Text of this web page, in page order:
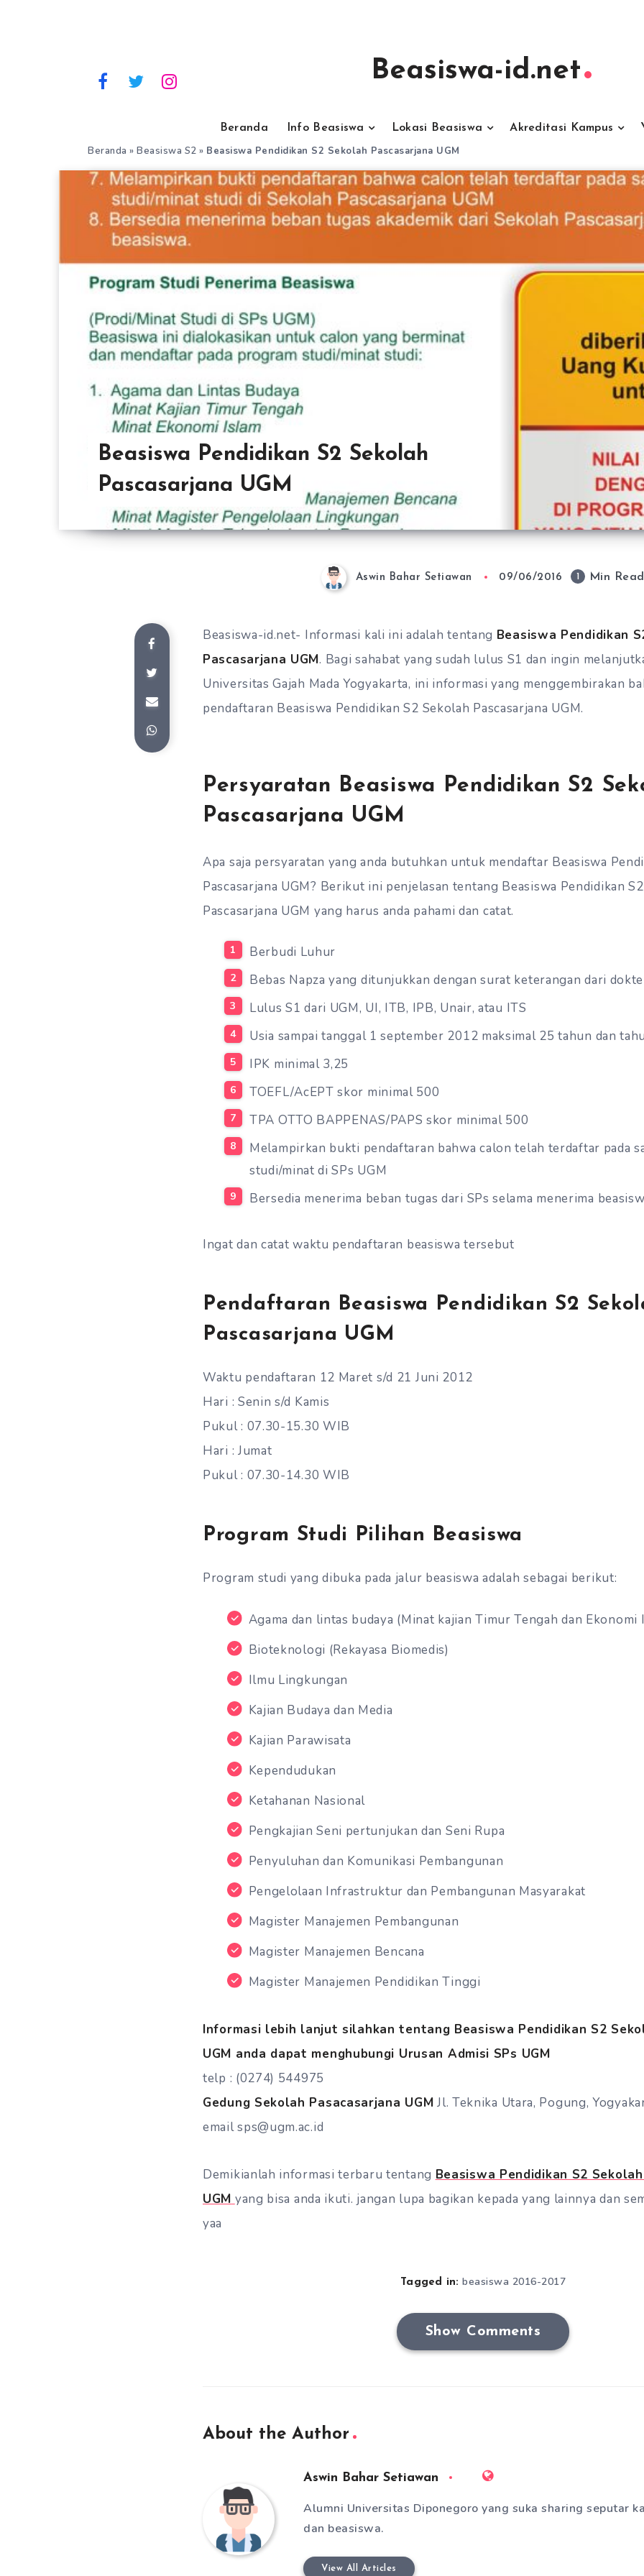
Beasiswa-id.net
Beranda Info Beasiswa Lokasi Beasiswa Akreditasi Kampus
Beranda » Beasiswa S2 » Beasiswa Pendidikan S2 Sekolah Pascasarjana UGM
Beasiswa Pendidikan S2 Sekolah
Pascasarjana UGM
Aswin Bahar Setiawan 09/06/2016 1 Min Read
Beasiswa-id.net- Informasi kali ini adalah tentang Beasiswa Pendidikan
Pascasarjana UGM. Bagi sahabat yang sudah lulus S1 dan ingin
Universitas Gajah Mada Yogyakarta, ini informasi yang menggembirakan
pendaftaran Beasiswa Pendidikan S2 Sekolah Pascasarjana UGM.
Persyaratan Beasiswa Pendidikan S2
Pascasarjana UGM
Apa saja persyaratan yang anda butuhkan untuk mendaftar Beasiswa
Pascasarjana UGM? Berikut ini penjelasan tentang Beasiswa Pendidikan
Pascasarjana UGM yang harus anda pahami dan catat.
Berbudi Luhur
Bebas Napza yang ditunjukkan dengan surat keterangan dari
Lulus S1 dari UGM, UI, ITB, IPB, Unair, atau ITS
Usia sampai tanggal 1 september 2012 maksimal 25 tahun dan
IPK minimal 3,25
TOEFL/AcEPT skor minimal 500
TPA OTTO BAPPENAS/PAPS skor minimal 500
Melampirkan bukti pendaftaran bahwa calon telah terdaftar pada
studi/minat di SPs UGM
Bersedia menerima beban tugas dari SPs selama menerima
Ingat dan catat waktu pendaftaran beasiswa tersebut
Pendaftaran Beasiswa Pendidikan S2
Pascasarjana UGM
Waktu pendaftaran 12 Maret s/d 21 Juni 2012
Hari : Senin s/d Kamis
Pukul : 07.30-15.30 WIB
Hari : Jumat
Pukul : 07.30-14.30 WIB
Program Studi Pilihan Beasiswa
Program studi yang dibuka pada jalur beasiswa adalah sebagai berikut:
Agama dan lintas budaya (Minat kajian Timur Tengah dan Ekonomi
Bioteknologi (Rekayasa Biomedis)
Ilmu Lingkungan
Kajian Budaya dan Media
Kajian Parawisata
Kependudukan
Ketahanan Nasional
Pengkajian Seni pertunjukan dan Seni Rupa
Penyuluhan dan Komunikasi Pembangunan
Pengelolaan Infrastruktur dan Pembangunan Masyarakat
Magister Manajemen Pembangunan
Magister Manajemen Bencana
Magister Manajemen Pendidikan Tinggi
Informasi lebih lanjut silahkan tentang Beasiswa Pendidikan S2
UGM anda dapat menghubungi Urusan Admisi SPs UGM
telp : (0274) 544975
Gedung Sekolah Pasacasarjana UGM Jl. Teknika Utara, Pogung,
email sps@ugm.ac.id
Demikianlah informasi terbaru tentang Beasiswa Pendidikan S2
UGM yang bisa anda ikuti. jangan lupa bagikan kepada yang lainnya dan
yaa
Tagged in: beasiswa 2016-2017
Show Comments
About the Author
Aswin Bahar Setiawan
Alumni Universitas Diponegoro yang suka sharing seputar
dan beasiswa.
View All Articles